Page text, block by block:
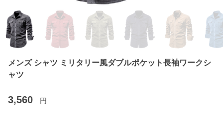
メンズ シャツ ミリタリー風ダブルポケット長袖ワークシ
ャツ
3,560 円